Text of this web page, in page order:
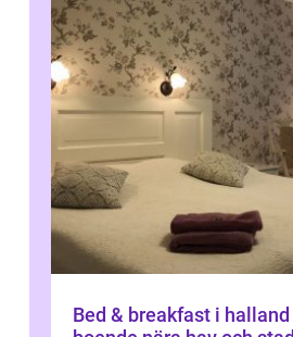
Bed & breakfast i halland lantligt